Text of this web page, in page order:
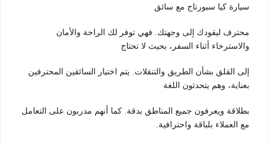
سيارة كيا سبورتاج مع سائق
محترف ليقودك إلى وجهتك. فهي توفر لك الراحة والأمان
والاسترخاء أثناء السفر، بحيث لا تحتاج
إلى القلق بشأن الطريق والتنقلات. يتم اختيار السائقين المحترفين
بعناية، وهم يتحدثون اللغة
بطلاقة ويعرفون جميع المناطق بدقة. كما أنهم مدربون على التعامل
مع العملاء بلباقة واحترافية.